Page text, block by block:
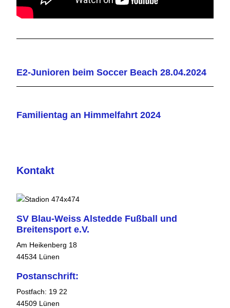
E2-Junioren beim Soccer Beach 28.04.2024
Familientag an Himmelfahrt 2024
Kontakt
SV Blau-Weiss Alstedde Fußball und
Breitensport e.V.
Am Heikenberg 18
44534 Lünen
Postanschrift:
Postfach: 19 22
44509 Lünen